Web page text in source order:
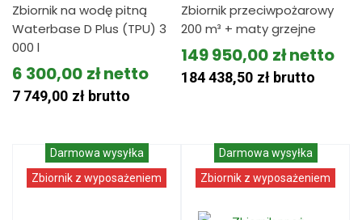
Zbiornik na wodę pitną
Waterbase D Plus (TPU) 3
000 l
6 300,00 zł
7 749,00 zł brutto
Zbiornik przeciwpożarowy
200 m³ + maty grzejne
149 950,00 zł
184 438,50 zł brutto
Darmowa wysyłka
Zbiornik z wyposażeniem
Darmowa wysyłka
Zbiornik z wyposażeniem